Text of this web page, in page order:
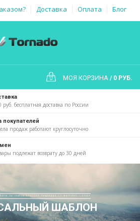
Доставка Оплата Блог
0 МОЯ КОРЗИНА 0 РУБ.
руб. бесплатная доставка по России
продаж работают круглосуточно
подлежат возврату до 30 дней
НА САМОЙ ПРОСТОЙ РЕДАКЦИИ 1С-БИТРИКС - СТАРТ
ШАБЛОН